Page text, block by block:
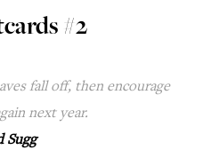
#2
fall off, then encourage
next year.
Sugg